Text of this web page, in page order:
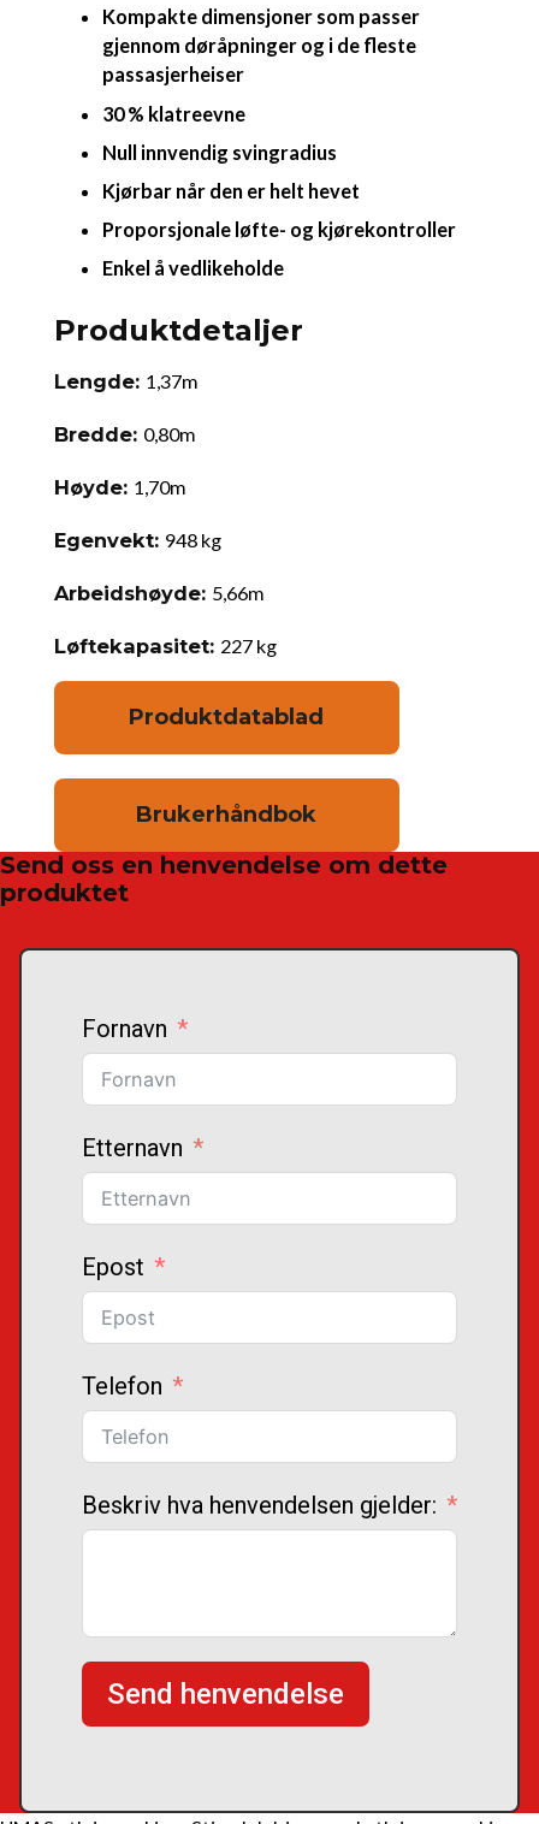
Kompakte dimensjoner som passer
gjennom døråpninger og i de fleste
passasjerheiser
30 % klatreevne
Null innvendig svingradius
Kjørbar når den er helt hevet
Proporsjonale løfte- og kjørekontroller
Enkel å vedlikeholde
Produktdetaljer
Lengde: 1,37m
Bredde: 0,80m
Høyde: 1,70m
Egenvekt: 948 kg
Arbeidshøyde: 5,66m
Løftekapasitet: 227 kg
Produktdatablad
Brukerhåndbok
Send oss en henvendelse om dette
produktet
Fornavn
Etternavn
Epost
Telefon
Beskriv hva henvendelsen gjelder:
Send henvendelse